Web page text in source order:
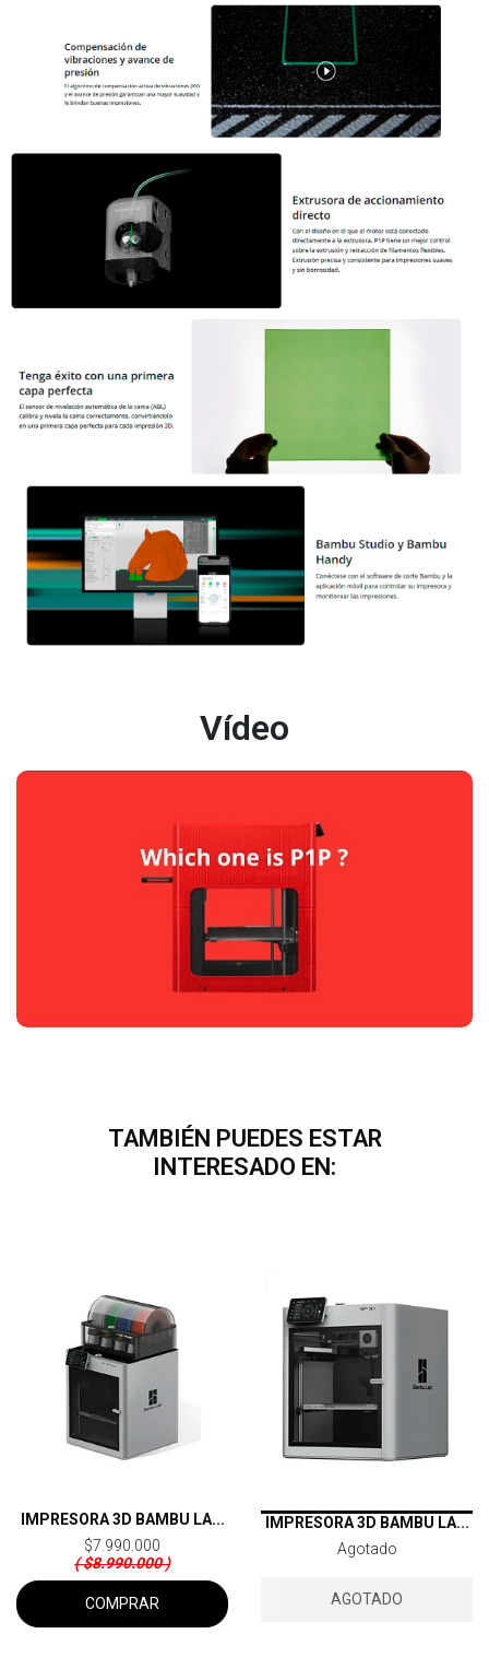
Vídeo
TAMBIÉN PUEDES ESTAR
INTERESADO EN:
IMPRESORA 3D BAMBU LA...
$7.990.000
( $8.990.000 )
COMPRAR
IMPRESORA 3D BAMBU LA...
Agotado
AGOTADO